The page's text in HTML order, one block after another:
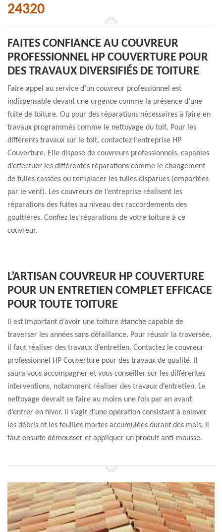
24320
FAITES CONFIANCE AU COUVREUR
PROFESSIONNEL HP COUVERTURE POUR
DES TRAVAUX DIVERSIFIÉS DE TOITURE
Faire appel au service d’un couvreur professionnel est
indispensable devant une urgence comme la présence d’une
fuite de toiture. Ou pour des réparations nécessaires à faire en
travaux programmés comme le nettoyage du toit. Pour les
différents travaux sur le toit, contactez l’entreprise HP
Couverture. Elle dispose de couvreurs professionnels, capables
d’effectuer les différentes réparations comme le changement
de tuiles cassées ou remplacer les tuiles disparues (emportées
par le vent). Les couvreurs de l’entreprise réalisent les
réparations des fuites au niveau des raccordements des
gouttières. Confiez les réparations de votre toiture à ce
couvreur.
L’ARTISAN COUVREUR HP COUVERTURE
POUR UN ENTRETIEN COMPLET EFFICACE
POUR TOUTE TOITURE
Il est important d’avoir une toiture étanche capable de
traverser les années sans défaillance. Pour réussir la traversée,
il faut réaliser des travaux d’entretien. Contactez le couvreur
professionnel HP Couverture pour des travaux de qualité. Il
saura vous accompagner et vous conseiller sur les différentes
interventions, notamment réaliser des travaux d’entretien. Le
nettoyage devrait se faire au moins une fois par an avant
d’entrer en hiver. Il s’agit d’une opération consistant à enlever
les débris et les feuilles mortes accumulées durant des mois. Il
faut ensuite démousser et appliquer un produit anti-mousse.